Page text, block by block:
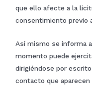
que ello afecte a la
consentimiento previo
Así mismo se informa
momento puede
dirigiéndose por
contacto que aparecen